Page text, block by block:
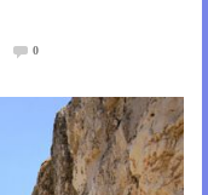
0